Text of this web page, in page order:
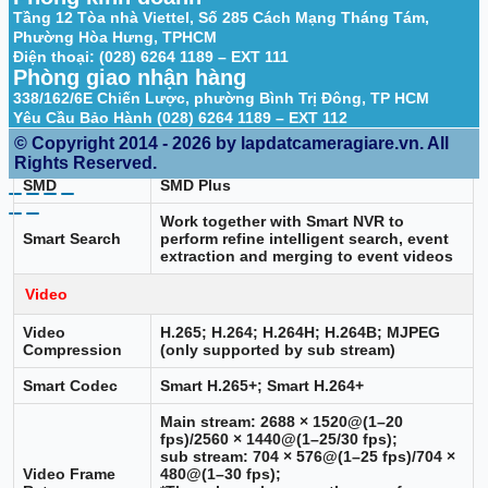
to installation and commissioning
manual/project design tool.
Intelligence
IVS (Perimeter
Protection)
Intrusion, tripwire (the two functions
support the classification and accurate
detection of vehicle and human)
SMD SMD Plus
Smart Search
Work together with Smart NVR to
perform refine intelligent search, event
extraction and merging to event videos
Video
Video
Compression
H.265; H.264; H.264H; H.264B; MJPEG
(only supported by sub stream)
Smart Codec Smart H.265+; Smart H.264+
Video Frame
Main stream: 2688 × 1520@(1–20
fps)/2560 × 1440@(1–25/30 fps);
sub stream: 704 × 576@(1–25 fps)/704 ×
480@(1–30 fps);
Tầng 12 Tòa nhà Viettel, Số 285 Cách Mạng Tháng Tám,
Phường Hòa Hưng, TPHCM
Điện thoại: (028) 6264 1189 – EXT 111
Phòng giao nhận hàng
338/162/6E Chiến Lược, phường Bình Trị Đông, TP HCM
Yêu Cầu Bảo Hành (028) 6264 1189 – EXT 112
© Copyright 2014 - 2026 by lapdatcameragiare.vn. All
Rights Reserved.